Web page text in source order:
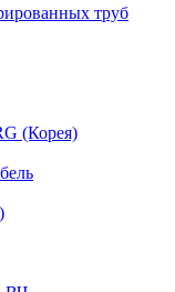
труб
(Корея)